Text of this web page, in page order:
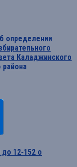
определении
Каладжинского
района
12-152 о